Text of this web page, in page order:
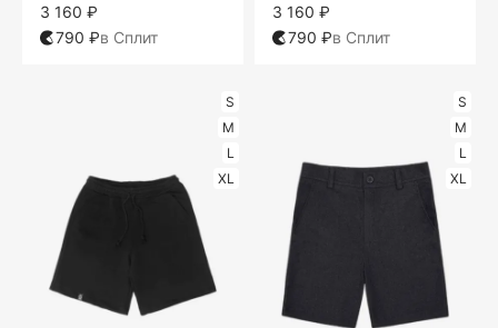
3 160 ₽
790 ₽в Сплит
3 160 ₽
790 ₽в Сплит
S
M
L
XL
S
M
L
XL